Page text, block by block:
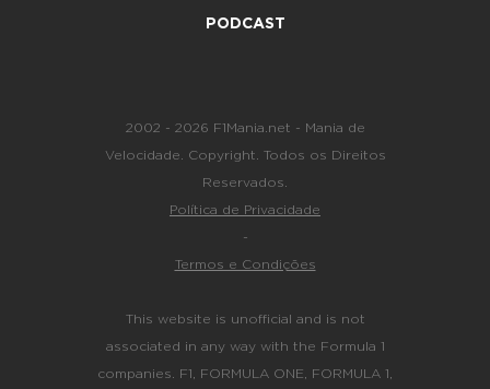
PODCAST
2002 - 2026 F1Mania.net - Mania de
Velocidade. Copyright. Todos os Direitos
Reservados.
Política de Privacidade
-
Termos e Condições
This website is unofficial and is not
associated in any way with the Formula 1
companies. F1, FORMULA ONE, FORMULA 1,